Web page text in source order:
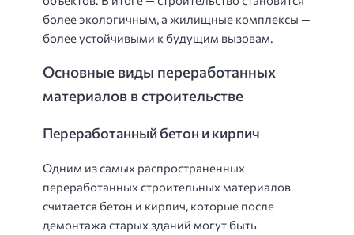
более экологичным, а жилищные комплексы —
более устойчивыми к будущим вызовам.
Основные виды переработанных
материалов в строительстве
Переработанный бетон и кирпич
Одним из самых распространенных
переработанных строительных материалов
считается бетон и кирпич, которые после
демонтажа старых зданий могут быть